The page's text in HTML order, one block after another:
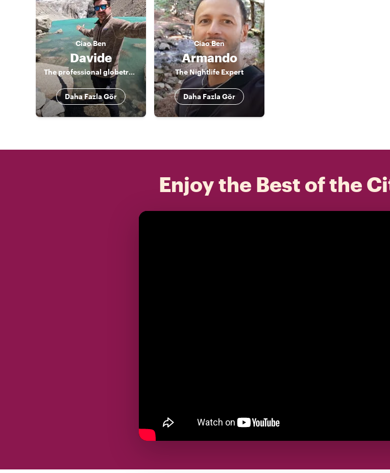
CiaoBen
Davide
The professional globetrotter
Daha Fazla Gör
CiaoBen
Armando
The Nightlife Expert
Daha Fazla Gör
Enjoy the Best of the